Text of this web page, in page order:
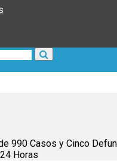
990 Casos y Cinco
Horas